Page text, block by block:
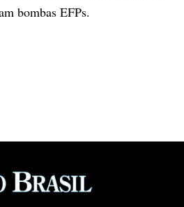
bombas EFPs.